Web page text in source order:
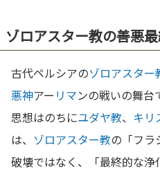
ゾロアスター教の善悪
古代ペルシアのゾロアスター
悪神アー リマンの戦いの舞台
思想はのちにユダヤ教、 キリ
は、 ゾロアスター教の「フラ
破壊ではなく、「最終的な